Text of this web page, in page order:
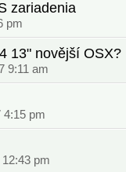
zariadenia
pm
13" novější OSX?
9:11 am
4:15 pm
pm